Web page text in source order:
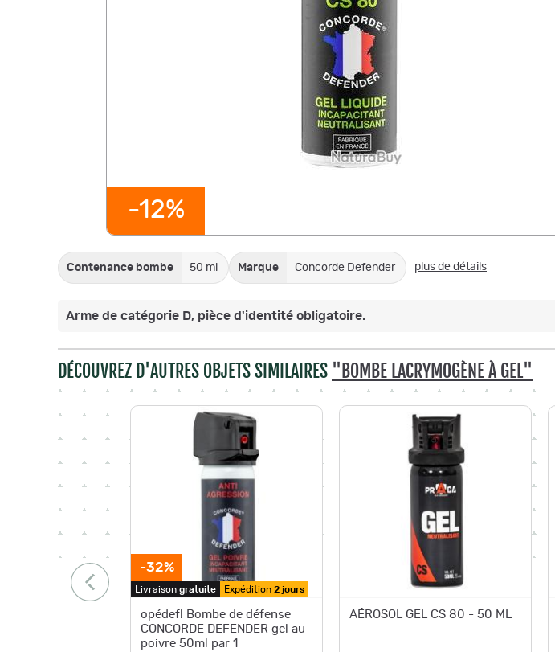
-12%
Contenance bombe 50 ml Marque Concorde Defender plus de détails
Arme de catégorie D, pièce d'identité obligatoire.
DÉCOUVREZ D'AUTRES OBJETS SIMILAIRES "BOMBE LACRYMOGÈNE À GEL"
-32%
Livraison gratuite Expédition 2 jours
opédef! Bombe de défense
CONCORDE DEFENDER gel au
poivre 50ml par 1
AÉROSOL GEL CS 80 - 50 ML